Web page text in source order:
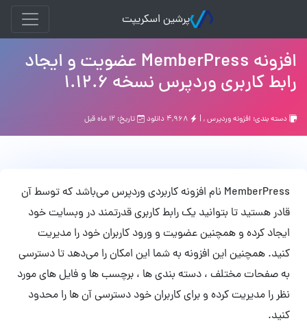
پرشین اسکریپت
افزونه MemberPress عضویت و ایجاد
رابط کاربری وردپرس نسخه 1.12.6
دسته بندی: افزونه وردپرس, | تاریخ: ۱۲ ماه قبل
MemberPress نام افزونه کاربردی وردپرس می‌باشد که توسط آن
قادر هستید تا بتوانید یک رابط کاربری قدرتمند در وبسایت خود
ایجاد کرده و همچنین عضویت و ورود کاربران خود را مدیریت
کنید. همچنین این افزونه به شما این امکان را می‌دهد تا دسترسی
به صفحات مختلف ، دسته بندی ها ، برچسب ها و فایل های مورد
نظر را مدیریت کرده و برای کاربران خود دسترسی آن ها را محدود
کنید.